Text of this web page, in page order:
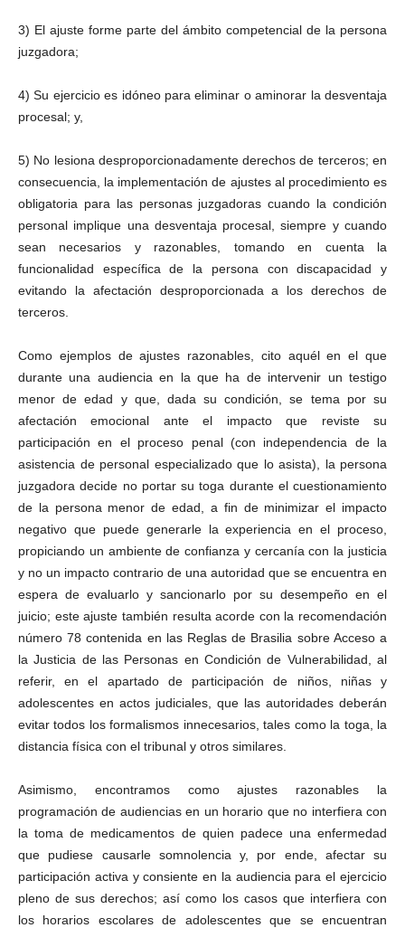
3) El ajuste forme parte del ámbito competencial de la persona
juzgadora;
4) Su ejercicio es idóneo para eliminar o aminorar la desventaja
procesal; y,
5) No lesiona desproporcionadamente derechos de terceros; en
consecuencia, la implementación de ajustes al procedimiento es
obligatoria para las personas juzgadoras cuando la condición
personal implique una desventaja procesal, siempre y cuando
sean necesarios y razonables, tomando en cuenta la
funcionalidad específica de la persona con discapacidad y
evitando la afectación desproporcionada a los derechos de
terceros.
Como ejemplos de ajustes razonables, cito aquél en el que
durante una audiencia en la que ha de intervenir un testigo
menor de edad y que, dada su condición, se tema por su
afectación emocional ante el impacto que reviste su
participación en el proceso penal (con independencia de la
asistencia de personal especializado que lo asista), la persona
juzgadora decide no portar su toga durante el cuestionamiento
de la persona menor de edad, a fin de minimizar el impacto
negativo que puede generarle la experiencia en el proceso,
propiciando un ambiente de confianza y cercanía con la justicia
y no un impacto contrario de una autoridad que se encuentra en
espera de evaluarlo y sancionarlo por su desempeño en el
juicio; este ajuste también resulta acorde con la recomendación
número 78 contenida en las Reglas de Brasilia sobre Acceso a
la Justicia de las Personas en Condición de Vulnerabilidad, al
referir, en el apartado de participación de niños, niñas y
adolescentes en actos judiciales, que las autoridades deberán
evitar todos los formalismos innecesarios, tales como la toga, la
distancia física con el tribunal y otros similares.
Asimismo, encontramos como ajustes razonables la
programación de audiencias en un horario que no interfiera con
la toma de medicamentos de quien padece una enfermedad
que pudiese causarle somnolencia y, por ende, afectar su
participación activa y consiente en la audiencia para el ejercicio
pleno de sus derechos; así como los casos que interfiera con
los horarios escolares de adolescentes que se encuentran